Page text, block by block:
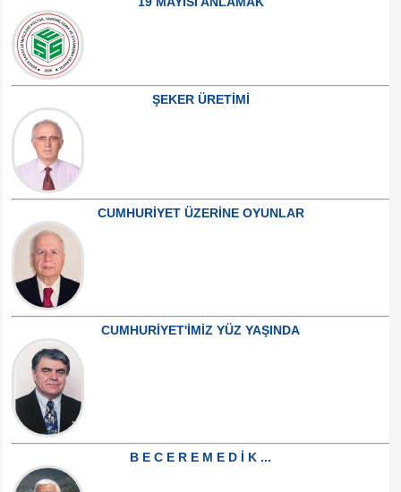
ŞEKER ÜRETİMİ
CUMHURİYET ÜZERİNE OYUNLAR
CUMHURİYET'İMİZ YÜZ YAŞINDA
B E C E R E M E D İ K ...